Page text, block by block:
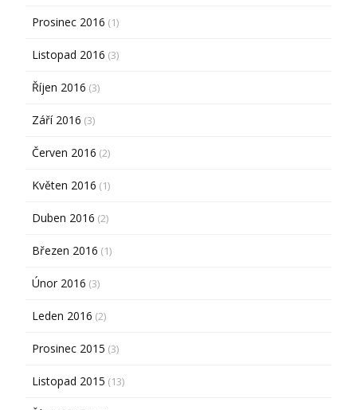
Prosinec 2016 (1)
Listopad 2016 (3)
Říjen 2016 (3)
Září 2016 (3)
Červen 2016 (2)
Květen 2016 (1)
Duben 2016 (2)
Březen 2016 (1)
Únor 2016 (3)
Leden 2016 (2)
Prosinec 2015 (3)
Listopad 2015 (13)